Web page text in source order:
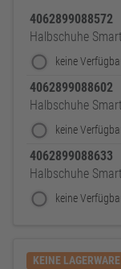
4062899088572
Halbschuhe
keine
4062899088602
Halbschuhe
keine
4062899088633
Halbschuhe
keine
KEINE LAGERWARE